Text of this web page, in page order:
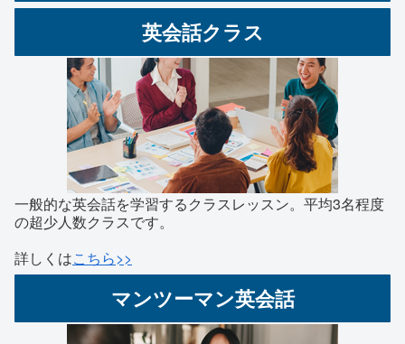
英会話クラス
一般的な英会話を学習するクラスレッスン。平均3名程度
の超少人数クラスです。
詳しくはこちら>>
マンツーマン英会話